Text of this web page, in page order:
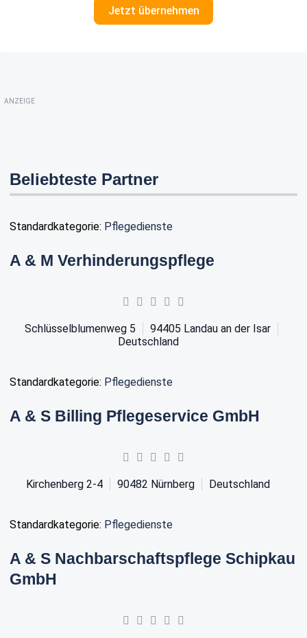
Jetzt übernehmen
ANZEIGE
Beliebteste Partner
Standardkategorie: Pflegedienste
A & M Verhinderungspflege
Schlüsselblumenweg 5 94405 Landau an der Isar
Deutschland
Standardkategorie: Pflegedienste
A & S Billing Pflegeservice GmbH
Kirchenberg 2-4 90482 Nürnberg Deutschland
Standardkategorie: Pflegedienste
A & S Nachbarschaftspflege Schipkau
GmbH